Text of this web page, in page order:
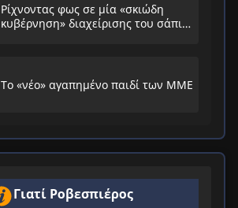
Ρίχνοντας φως σε μία «σκιώδη
κυβέρνηση» διαχείρισης του σάπιου
Το «νέο» αγαπημένο παιδί των ΜΜΕ
Γιατί Ροβεσπιέρος